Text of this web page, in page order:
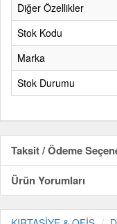
Diğer Özellikler
Stok Kodu
Marka
Stok Durumu
Taksit / Ödeme
Ürün Yorumları